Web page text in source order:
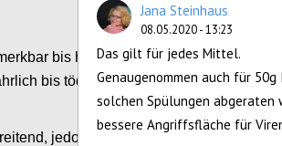
bis harmlos, jedoch
bis tödlich.
jedoch
Jana Steinhaus
08.05.2020 - 13:23
Das gilt für jedes Mittel.
Genaugenommen auch für
solchen Spülungen abgeraten
bessere Angriffsfläche für